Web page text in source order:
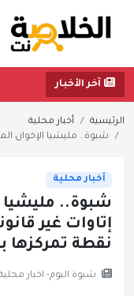
آخر الأخبار
الرئيسية
أخبار محلية
شبوة.. مليشيا الإخوان
أخبار محلية
شبوة.. مليشيا
إتاوات غير
نقطة تمركزها
شبوة اليوم- اخبار